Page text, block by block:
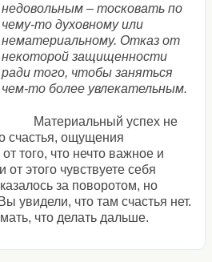
недовольным – тосковать по
чему-то духовному или
нематериальному. Отказ от
некоторой защищенности
ради того, чтобы заняться
чем-то более увлекательным.
Материальный успех не
счастья, ощущения
того, что нечто важное и
этого чувствуете себя
за поворотом, но
увидели, что там счастья нет.
что делать дальше.